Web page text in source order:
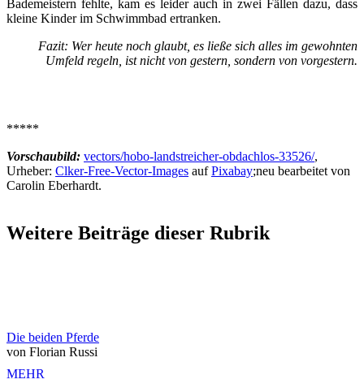
Bademeistern fehlte, kam es leider auch in zwei Fällen dazu, dass
kleine Kinder im Schwimmbad ertranken.
Fazit: Wer heute noch glaubt, es ließe sich alles im gewohnten
Umfeld regeln, ist nicht von gestern, sondern von vorgestern.
*****
Vorschaubild: vectors/hobo-landstreicher-obdachlos-33526/,
Urheber: Clker-Free-Vector-Images aufPixabay;neu bearbeitet von
Carolin Eberhardt.
Weitere Beiträge dieser Rubrik
Die beiden Pferde
von Florian Russi
MEHR